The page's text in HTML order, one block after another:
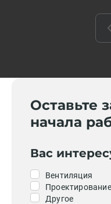
Оставьте
начала
Вас
Вентиляция
Проектирование
Другое